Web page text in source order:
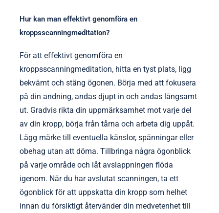
Hur kan man effektivt genomföra en
kroppsscanningmeditation?
För att effektivt genomföra en
kroppsscanningmeditation, hitta en tyst plats, ligg
bekvämt och stäng ögonen. Börja med att fokusera
på din andning, andas djupt in och andas långsamt
ut. Gradvis rikta din uppmärksamhet mot varje del
av din kropp, börja från tårna och arbeta dig uppåt.
Lägg märke till eventuella känslor, spänningar eller
obehag utan att döma. Tillbringa några ögonblick
på varje område och låt avslappningen flöda
igenom. När du har avslutat scanningen, ta ett
ögonblick för att uppskatta din kropp som helhet
innan du försiktigt återvänder din medvetenhet till